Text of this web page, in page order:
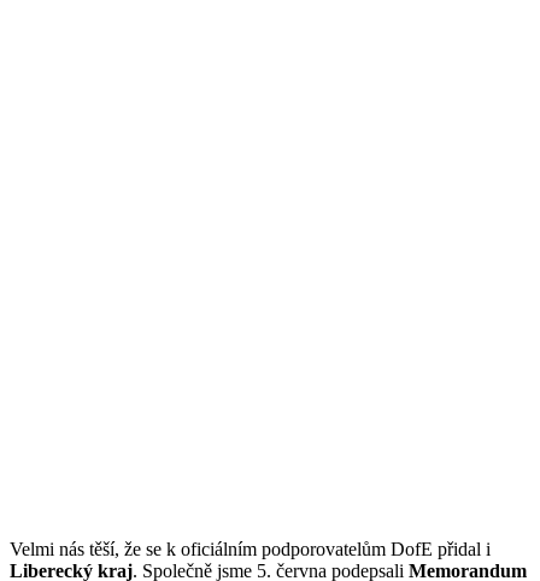
Velmi nás těší, že se k oficiálním podporovatelům DofE přidal i
Liberecký kraj. Společně jsme 5. června podepsali Memorandum